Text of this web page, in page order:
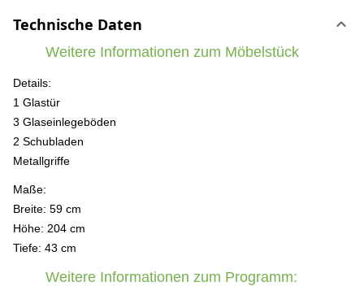
Technische Daten
Weitere Informationen zum Möbelstück
Details:
1 Glastür
3 Glaseinlegeböden
2 Schubladen
Metallgriffe
Maße:
Breite: 59 cm
Höhe: 204 cm
Tiefe: 43 cm
Weitere Informationen zum Programm: